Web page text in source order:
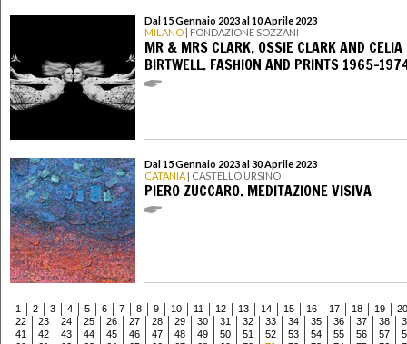
Dal 15 Gennaio 2023 al 10 Aprile 2023
MILANO | FONDAZIONE SOZZANI
MR & MRS CLARK. OSSIE CLARK AND CELIA
BIRTWELL. FASHION AND PRINTS 1965-
Dal 15 Gennaio 2023 al 30 Aprile 2023
CATANIA | CASTELLO URSINO
PIERO ZUCCARO. MEDITAZIONE VISIVA
1 2 3 4 5 6 7 8 9 10 11 12 13 14 15 16 17 18 19
20
22
23 24 25 26 27 28 29 30 31 32 33 34 35 36 37 38
41
42 43 44 45 46 47 48 49 50 51 52 53 54 55 56 57